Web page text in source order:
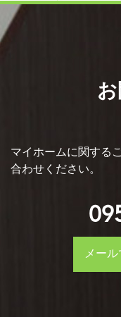
マイホームに関する
合わせください。
メー